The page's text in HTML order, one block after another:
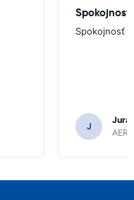
Spokojnosť
Spokojnosť
J
Juraj